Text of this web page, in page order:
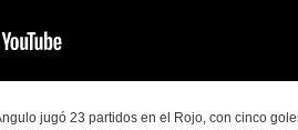
jugó 23 partidos en el Rojo, con cinco